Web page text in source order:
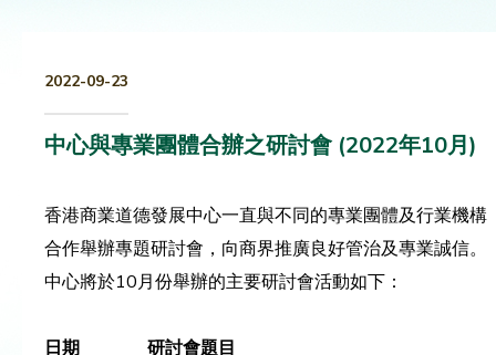
2022-09-23
中心與專業團體合辦之研討會 (2022年10月)
香港商業道德發展中心一直與不同的專業團體及行業機構
合作舉辦專題研討會，向商界推廣良好管治及專業誠信。
中心將於10月份舉辦的主要研討會活動如下：
日期 研討會題目